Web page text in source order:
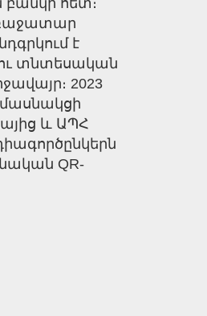
հետ։
է
տնտեսական
2023
մասնակցի
և ԱՊՀ
QR-